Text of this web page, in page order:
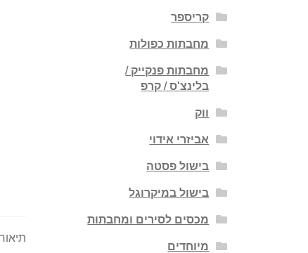
תיאור
קריספר
מחבתות כפולות
מחבתות פנקייק /
בלינצ'ס / קרפ
ווק
אביזרי אידוי
בישול פסטה
בישול במיקרוגל
מכסים לסירים ומחבתות
מיוחדים